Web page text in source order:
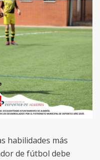
habilidades más
de fútbol debe